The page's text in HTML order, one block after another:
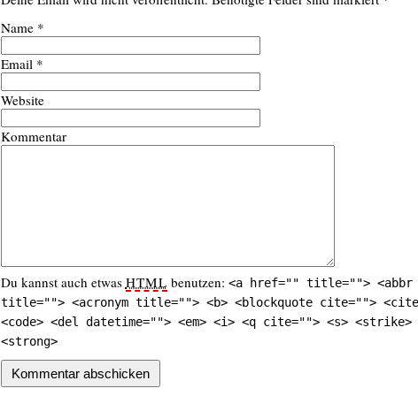
Name *
Email *
Website
Kommentar
Du kannst auch etwas HTML benutzen: <a href="" title=""> <abbr
title=""> <acronym title=""> <b> <blockquote cite="">
<code> <del datetime=""> <em> <i> <q cite=""> <s> <strike>
<strong>